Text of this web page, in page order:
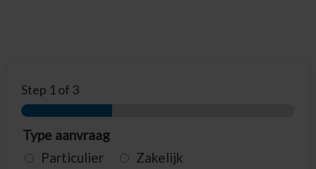
Step 1 of 3
Type aanvraag
Particulier
Zakelijk